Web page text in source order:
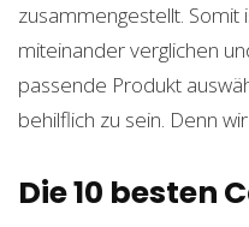
zusammengestellt.
miteinander verglichen
passende Produkt
behilflich zu sein. Denn
Die 10 besten